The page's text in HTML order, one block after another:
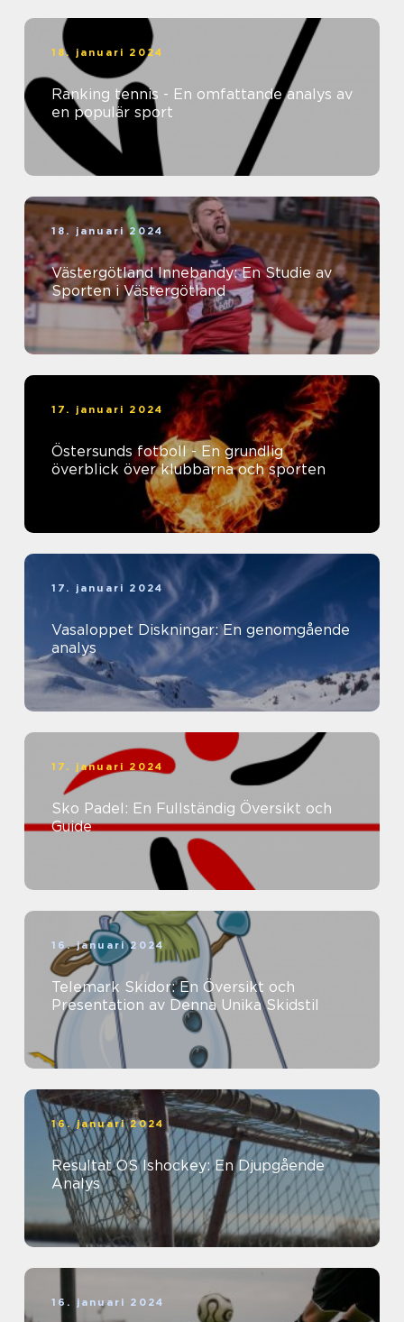
18. januari 2024
Ranking tennis - En omfattande analys av
en populär sport
18. januari 2024
Västergötland Innebandy: En Studie av
Sporten i Västergötland
17. januari 2024
Östersunds fotboll - En grundlig
överblick över klubbarna och sporten
17. januari 2024
Vasaloppet Diskningar: En genomgående
analys
17. januari 2024
Sko Padel: En Fullständig Översikt och
Guide
16. januari 2024
Telemark Skidor: En Översikt och
Presentation av Denna Unika Skidstil
16. januari 2024
Resultat OS Ishockey: En Djupgående
Analys
16. januari 2024